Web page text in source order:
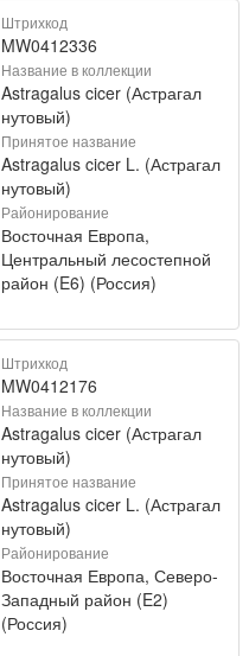
Штрихкод
MW0412336
Название в коллекции
Astragalus cicer (Астрагал
нутовый)
Принятое название
Astragalus cicer L. (Астрагал
нутовый)
Районирование
Восточная Европа,
Центральный лесостепной
район (E6) (Россия)
Штрихкод
MW0412176
Название в коллекции
Astragalus cicer (Астрагал
нутовый)
Принятое название
Astragalus cicer L. (Астрагал
нутовый)
Районирование
Восточная Европа, Северо-
Западный район (E2)
(Россия)